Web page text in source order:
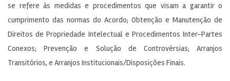
se refere às medidas e procedimentos que visam a garantir o
cumprimento das normas do Acordo; Obtenção e Manutenção de
Direitos de Propriedade Intelectual e Procedimentos Inter-Partes
Conexos; Prevenção e Solução de Controvérsias; Arranjos
Transitórios, e Arranjos Institucionais/Disposições Finais.